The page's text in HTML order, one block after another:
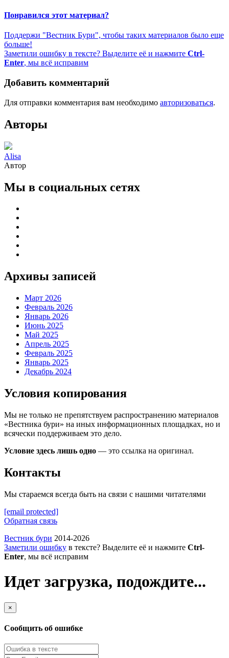
Понравился этот материал?
Поддержи "Вестник Бури", чтобы таких материалов было еще
больше!
Заметили ошибку в тексте? Выделите её и нажмите Ctrl-
Enter, мы всё исправим
Добавить комментарий
Для отправки комментария вам необходимо авторизоваться.
Авторы
Alisa
Автор
Мы в социальных сетях
Архивы записей
Март 2026
Февраль 2026
Январь 2026
Июнь 2025
Май 2025
Апрель 2025
Февраль 2025
Январь 2025
Декабрь 2024
Условия копирования
Мы не только не препятствуем распространению материалов
«Вестника бури» на иных информационных площадках, но и
всячески поддерживаем это дело.
Условие здесь лишь одно — это ссылка на оригинал.
Контакты
Мы стараемся всегда быть на связи с нашими читателями
[email protected]
Обратная связь
Вестник бури 2014-2026
Заметили ошибку в тексте? Выделите её и нажмите Ctrl-
Enter, мы всё исправим
Идет загрузка, подождите...
×
Сообщить об ошибке